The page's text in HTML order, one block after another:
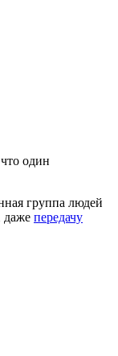
один
группа людей
даже передачу